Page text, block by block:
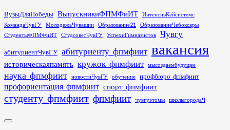
Перейти
к
содержимому
ВузыДляПобеды ВыпускникиФПМФиИТ
ИнтенсивКейсистемс
КомандаЧувГУ
МолодежьЧувашии Образование21
ОбразованиеЧебоксары
СтудентыФПМФиИТ
СтудсоветЧувГУ УспехиГимназистов Чувгу
абитуриентЧувГУ абитуриенту_фпмфиит вакансия
историческаяпамять кружок_фпмфиит мысоздаембудущее
наука_фпмфиит новостиЧувГУ обучение профбюро_фпмфиит
профориентация_фпмфиит спорт_фпмфиит
студенту_фпмфиит фпмфиит чувгуэтомы школыгородаЧ
Основное